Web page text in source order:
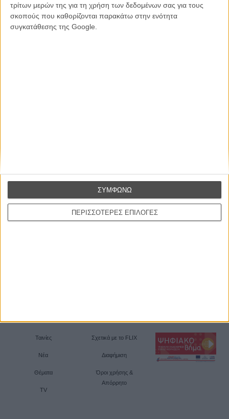
τρίτων μερών της για τη χρήση των δεδομένων σας για τους
σκοπούς που καθορίζονται παρακάτω στην ενότητα
συγκατάθεσης της Google.
ΠΕΡΙΣΣΟΤΕΡΕΣ ΕΠΙΛΟΓΕΣ
ΣΥΜΦΩΝΩ
Βιμ Βέντερς
Συνέντευξη
Ταινίες
Νέα
Θέματα
TV
Σχετικά με το FLIX
Διαφήμιση
Όροι χρήσης &
Απόρρητο